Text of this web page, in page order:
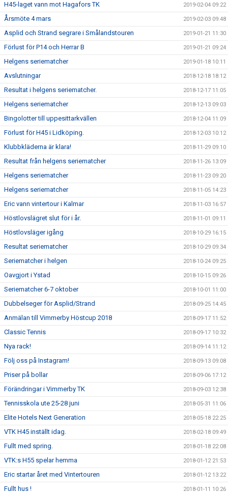
H45-laget vann mot Hagafors TK 2019-02-04 09:22
Årsmöte 4 mars 2019-02-03 09:48
Asplid och Strand segrare i Smålandstouren 2019-01-21 11:30
Förlust för P14 och Herrar B 2019-01-21 09:24
Helgens seriematcher 2019-01-18 10:11
Avslutningar 2018-12-18 18:12
Resultat i helgens seriematcher. 2018-12-17 11:05
Helgens seriematcher 2018-12-13 09:03
Bingolotter till uppesittarkvällen 2018-12-04 11:09
Förlust för H45 i Lidköping. 2018-12-03 10:12
Klubbkläderna är klara! 2018-11-29 09:10
Resultat från helgens seriematcher 2018-11-26 13:09
Helgens seriematcher 2018-11-23 09:20
Helgens seriematcher 2018-11-05 14:23
Eric vann vintertour i Kalmar 2018-11-03 16:57
Höstlovslägret slut för i år. 2018-11-01 09:11
Höstlovsläger igång 2018-10-29 16:15
Resultat seriematcher 2018-10-29 09:34
Seriematcher i helgen 2018-10-24 09:25
Oavgjort i Ystad 2018-10-15 09:26
Seriematcher 6-7 oktober 2018-10-01 11:00
Dubbelseger för Asplid/Strand 2018-09-25 14:45
Anmälan till Vimmerby Höstcup 2018 2018-09-17 11:52
Classic Tennis 2018-09-17 10:32
Nya rack! 2018-09-14 11:12
Följ oss på Instagram! 2018-09-13 09:08
Priser på bollar 2018-09-06 17:12
Förändringar i Vimmerby TK 2018-09-03 12:38
Tennisskola ute 25-28 juni 2018-05-31 11:06
Elite Hotels Next Generation 2018-05-18 22:25
VTK H45 inställt idag. 2018-02-18 09:49
Fullt med spring. 2018-01-18 22:08
VTK:s H55 spelar hemma 2018-01-12 21:53
Eric startar året med Vintertouren 2018-01-12 13:22
Fullt hus ! 2018-01-11 10:26